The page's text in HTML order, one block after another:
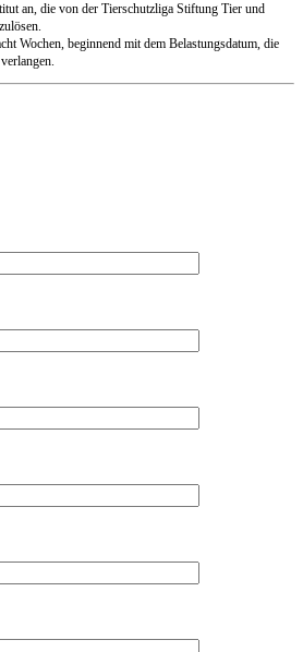
an, die von der Tierschutzliga Stiftung Tier und
Wochen, beginnend mit dem Belastungsdatum, die